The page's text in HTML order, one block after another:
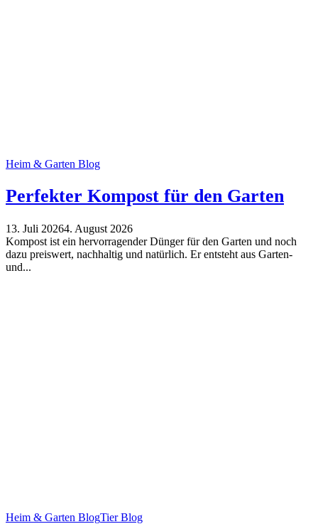
Heim & Garten Blog
Perfekter Kompost für den Garten
13. Juli 20264. August 2026
Kompost ist ein hervorragender Dünger für den Garten und noch
dazu preiswert, nachhaltig und natürlich. Er entsteht aus Garten-
und...
Heim & Garten BlogTier Blog